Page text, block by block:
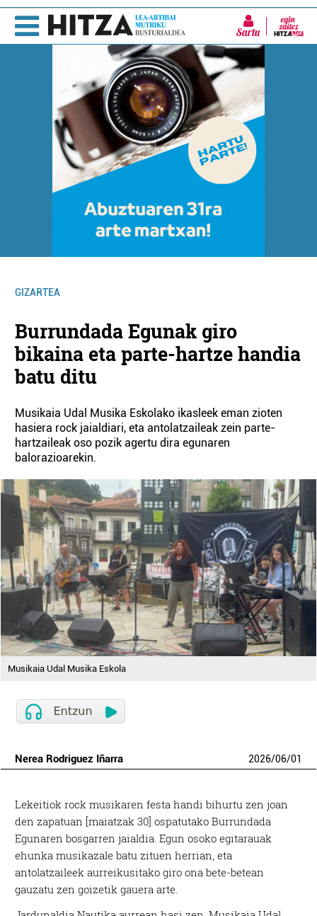
Sartu
GIZARTEA
Burrundada Egunak giro
bikaina eta parte-hartze handia
batu ditu
Musikaia Udal Musika Eskolako ikasleek eman zioten
hasiera rock jaialdiari, eta antolatzaileak zein parte-
hartzaileak oso pozik agertu dira egunaren
balorazioarekin.
Musikaia Udal Musika Eskola
Nerea Rodriguez Iñarra 2026/06/01
Lekeitiok rock musikaren festa handi bihurtu zen joan
den zapatuan [maiatzak 30] ospatutako Burrundada
Egunaren bosgarren jaialdia. Egun osoko egitarauak
ehunka musikazale batu zituen herrian, eta
antolatzaileek aurreikusitako giro ona bete-betean
gauzatu zen goizetik gauera arte.